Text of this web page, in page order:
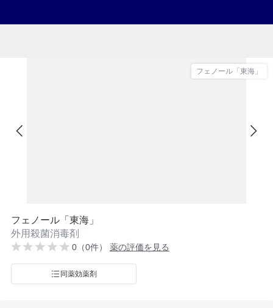
フェノール「東海」
フェノール「東海」
外用殺菌消毒剤
0（0件） 薬の評価を見る
同薬効薬剤